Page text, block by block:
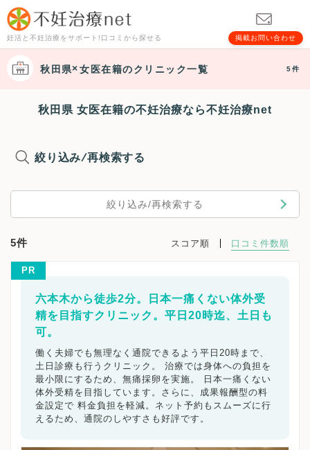
妊活と不妊治療をサポート!口コミから探せる 掲載お問い合わせ
秋田県 女医在籍のクリニック一覧 5件
秋田県 女医在籍の不妊治療なら不妊治療net
絞り込み/再検索する
絞り込み/再検索する
5件 スコア順 口コミ件数順
PR
六本木から徒歩2分。日本一痛くない体外受
精を目指すクリニック。平日20時迄、土日も
可。
働く夫婦でも無理なく通院できるよう平日20時まで、
土日診療も行うクリニック。 治療では身体への負担を
最小限にするため、無痛採卵を実施。 日本一痛くない
体外受精を目指しています。さらに、成果報酬型の料
金設定で 料金負担を軽減。ネット予約もスムーズに行
えるため、通院のしやすさも好評です。